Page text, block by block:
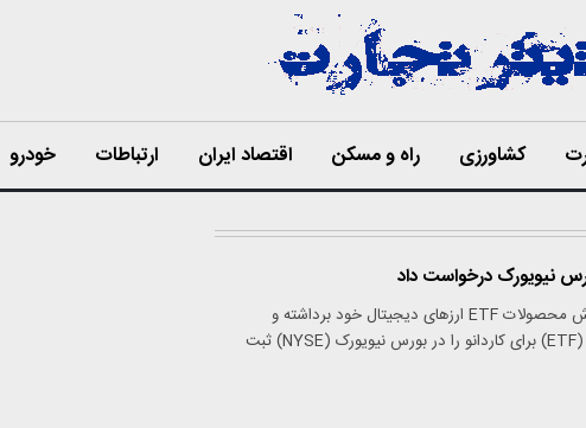
کشاورزی راه و مسکن اقتصاد ایران ارتباطات خودرو
شرکت گری‌اسکیل اینوستمنتز، گام دیگری در گسترش محصولات ETF ارزهای دیجیتال خود برداشته و
درخواست ایجاد یک صندوق قابل معامله در بورس (ETF) برای کاردانو را در بورس نیویورک (NYSE) ثبت